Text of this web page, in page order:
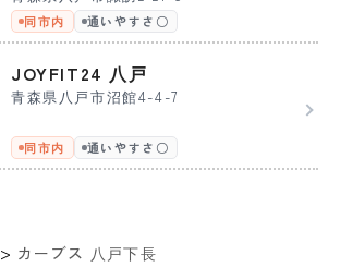
同市内 通いやすさ〇
JOYFIT24 八戸
青森県八戸市沼館4-4-7
同市内 通いやすさ〇
> カーブス 八戸下長